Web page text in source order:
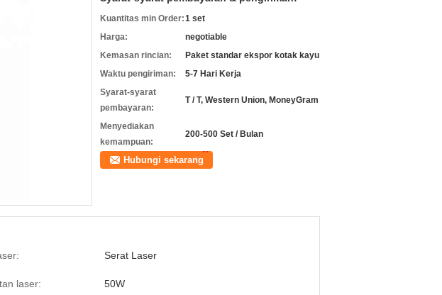
Kuantitas min Order:1 set
Harga:
negotiable
Kemasan rincian:
Paket standar ekspor kotak kayu
Waktu pengiriman:
5-7 Hari Kerja
Syarat-syarat
pembayaran:
T / T, Western Union, MoneyGram
Menyediakan
kemampuan:
200-500 Set / Bulan
Hubungi sekarang
Serat Laser
laser: 50W